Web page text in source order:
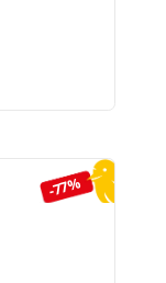
-77%